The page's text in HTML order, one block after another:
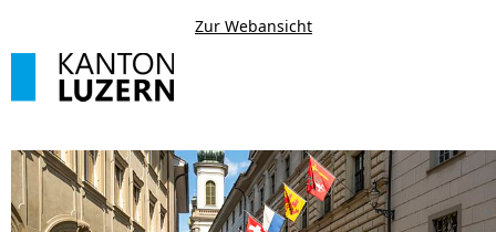
Zur Webansicht